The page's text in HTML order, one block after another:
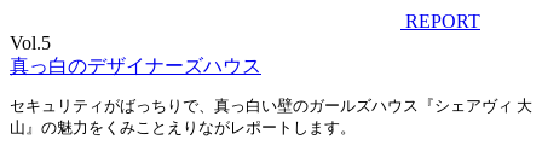
REPORT
Vol.5
真っ白のデザイナーズハウス
セキュリティがばっちりで、真っ白い壁のガールズハウス『シェアヴィ 大
山』の魅力をくみことえりながレポートします。